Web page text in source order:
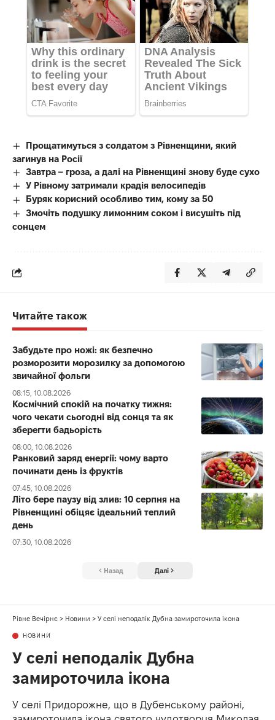
Прощатимуться з солдатом з Рівненщини, який
загинув на Росії
Завтра – гроза, а далі на Рівненщині знову буде сухо
У Рівному затримали крадія велосипедів
Буряк корисний особливо тим, кому за 50
Змочіть подушку лимонним соком і висушіть під
сонцем
Читайте також
Забудьте про ножі: як безпечно
розморозити морозилку за допомогою
звичайної фольги
08:15, 10.08.2026
Космічний спокій на початку тижня:
чого чекати сьогодні від сонця та як
зберегти бадьорість
08:00, 10.08.2026
Ранковий заряд енергії: чому варто
починати день із фруктів
07:45, 10.08.2026
Літо бере паузу від злив: 10 серпня на
Рівненщині обіцяє ідеальний теплий
день
07:30, 10.08.2026
Назад Далі
Рівне Вечірнє > Новини > У селі неподалік Дубна замироточила ікона
НОВИНИ
У селі неподалік Дубна
замироточила ікона
У селі Придорожне, що в Дубенському районі,